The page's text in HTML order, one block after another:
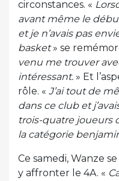
circonstances. «
avant même le
et je n’avais pas
basket» se
venu me trouver
intéressant. » Et
rôle. « J’ai tout de
dans ce club et
trois-quatre joueurs
la catégorie
Ce samedi, Wanze
y affronter le 4A. «